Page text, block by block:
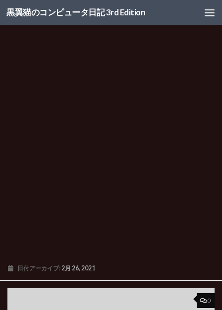
コンテンツへスキップ
黒翼猫のコンピュータ日記 3rd Edition
日付アーカイブ:2月 26, 2021
0